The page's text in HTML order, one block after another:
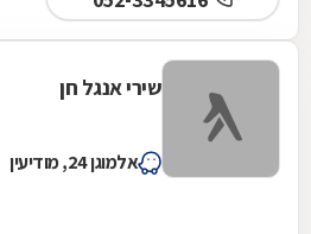
שירי אנגל חן
אלמוגן 24, מודיעין